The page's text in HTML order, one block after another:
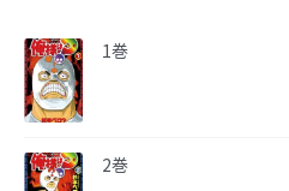
1巻
2巻